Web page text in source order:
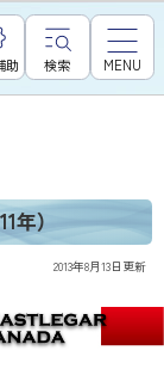
助 検索 MENU
年）
2013年8月13日 更新